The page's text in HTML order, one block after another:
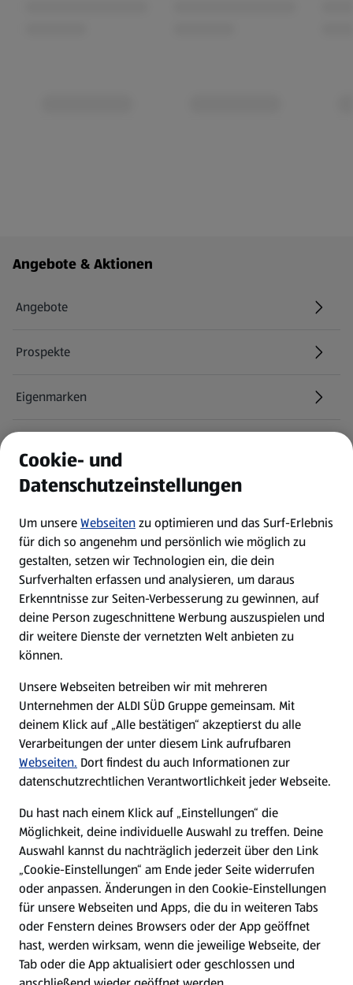
Fußzeilenmenü - weitere Links
Angebote & Aktionen
Angebote
Prospekte
Eigenmarken
Newsletter
WhatsApp
Über ALDI SÜD
Filialen
Nachhaltigkeit
Karriere
Presse
Hilfe & Kontakt
(öffnet in einem neuen Tab)
Unternehmen
Folge uns hier:
Cookie- und
Datenschutzeinstellungen
Um unsereWebseitenzu optimieren und das Surf-Erlebnis
für dich so angenehm und persönlich wie möglich zu
gestalten, setzen wir Technologien ein, die dein
Surfverhalten erfassen und analysieren, um daraus
Erkenntnisse zur Seiten-Verbesserung zu gewinnen, auf
deine Person zugeschnittene Werbung auszuspielen und
dir weitere Dienste der vernetzten Welt anbieten zu
können.
Unsere Webseiten betreiben wir mit mehreren
Unternehmen der ALDI SÜD Gruppe gemeinsam. Mit
deinem Klick auf „Alle bestätigen“ akzeptierst du alle
Verarbeitungen der unter diesem Link aufrufbaren
Webseiten. Dort findest du auch Informationen zur
datenschutzrechtlichen Verantwortlichkeit jeder Webseite.
Du hast nach einem Klick auf „Einstellungen“ die
Möglichkeit, deine individuelle Auswahl zu treffen. Deine
Auswahl kannst du nachträglich jederzeit über den Link
„Cookie-Einstellungen“ am Ende jeder Seite widerrufen
oder anpassen. Änderungen in den Cookie-Einstellungen
für unsere Webseiten und Apps, die du in weiteren Tabs
oder Fenstern deines Browsers oder der App geöffnet
hast, werden wirksam, wenn die jeweilige Webseite, der
Tab oder die App aktualisiert oder geschlossen und